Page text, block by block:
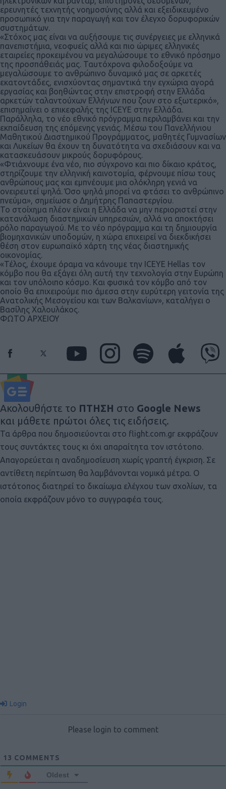
ερευνητές τεχνητής νοημοσύνης αλλά και εξειδικευμένο
προσωπικό για την παραγωγή και τον έλεγχο δορυφορικών
συστημάτων.
«Στόχος μας είναι να αυξήσουμε τις συνέργειες με ελληνικά
πανεπιστήμια, νεοφυείς αλλά και πιο ώριμες ελληνικές
εταιρείες προκειμένου να μεγαλώσουμε το εθνικό πρόσημο
της προσπάθειάς μας. Ταυτόχρονα φιλοδοξούμε να
μεγαλώσουμε το ανθρώπινο δυναμικό μας σε αρκετές
εκατοντάδες, ενισχύοντας σημαντικά την εγχώρια αγορά
εργασίας και βοηθώντας στην επιστροφή στην Ελλάδα
αρκετών ταλαντούχων Ελλήνων που ζουν στο εξωτερικό»,
επισημαίνει ο επικεφαλής της ICEYE στην Ελλάδα.
Παράλληλα, το νέο εθνικό πρόγραμμα περιλαμβάνει και την
εκπαίδευση της επόμενης γενιάς. Μέσω του Πανελλήνιου
Μαθητικού Διαστημικού Προγράμματος, μαθητές Γυμνασίων
και Λυκείων θα έχουν τη δυνατότητα να σχεδιάσουν και να
κατασκευάσουν μικρούς δορυφόρους.
«Φτιάχνουμε ένα νέο, πιο σύγχρονο και πιο δίκαιο κράτος,
στηρίζουμε την ελληνική καινοτομία, φέρνουμε πίσω τους
ανθρώπους μας και εμπνέουμε μια ολόκληρη γενιά να
ονειρευτεί ψηλά. Όσο ψηλά μπορεί να φτάσει το ανθρώπινο
πνεύμα», σημείωσε ο Δημήτρης Παπαστεργίου.
Το στοίχημα πλέον είναι η Ελλάδα να μην περιοριστεί στην
κατανάλωση διαστημικών υπηρεσιών, αλλά να αποκτήσει
ρόλο παραγωγού. Με το νέο πρόγραμμα και τη δημιουργία
βιομηχανικών υποδομών, η χώρα επιχειρεί να διεκδικήσει
θέση στον ευρωπαϊκό χάρτη της νέας διαστημικής
οικονομίας.
«Τέλος, έχουμε όραμα να κάνουμε την ICEYE Hellas τον
κόμβο που θα εξάγει όλη αυτή την τεχνολογία στην Ευρώπη
και τον υπόλοιπο κόσμο. Και φυσικά τον κόμβο από τον
οποίο θα επιχειρούμε πιο άμεσα στην ευρύτερη γειτονία της
Ανατολικής Μεσογείου και των Βαλκανίων», καταλήγει ο
Βασίλης Χαλουλάκος.
ΦΩΤΟ ΑΡΧΕΙΟΥ
Ακολουθήστε το ΠΤΗΣΗ στο Google News
και μάθετε πρώτοι όλες τις ειδήσεις.
Τα άρθρα που δημοσιεύονται στο flight.com.gr εκφράζουν
τους συντάκτες τους κι όχι απαραίτητα τον ιστότοπο.
Απαγορεύεται η αναδημοσίευση χωρίς γραπτή έγκριση. Σε
αντίθετη περίπτωση θα λαμβάνονται νομικά μέτρα. Ο
ιστότοπος διατηρεί το δικαίωμα ελέγχου των σχολίων, τα
οποία εκφράζουν μόνο το συγγραφέα τους.
Login
Please login to comment
13 COMMENTS
Oldest